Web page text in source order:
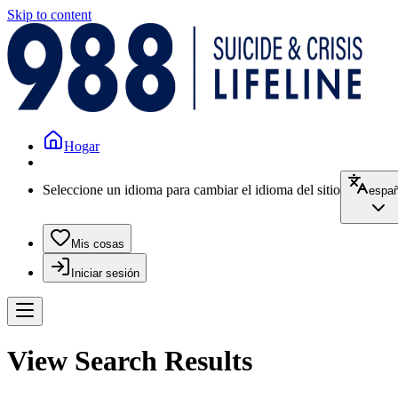
Skip to content
Hogar
Seleccione un idioma para cambiar el idioma del sitio
Mis cosas
Iniciar sesión
View Search Results